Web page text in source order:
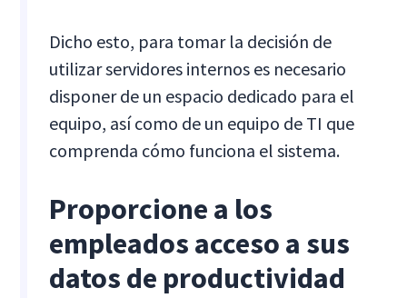
Dicho esto, para tomar la decisión de
utilizar servidores internos es necesario
disponer de un espacio dedicado para el
equipo, así como de un equipo de TI que
comprenda cómo funciona el sistema.
Proporcione a los
empleados acceso a sus
datos de productividad